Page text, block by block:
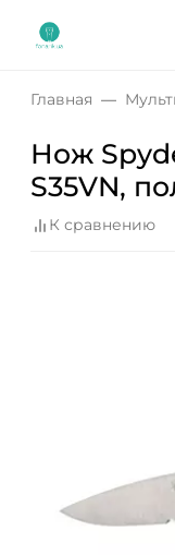
Главная
Нож
S35VN,
К сравнению